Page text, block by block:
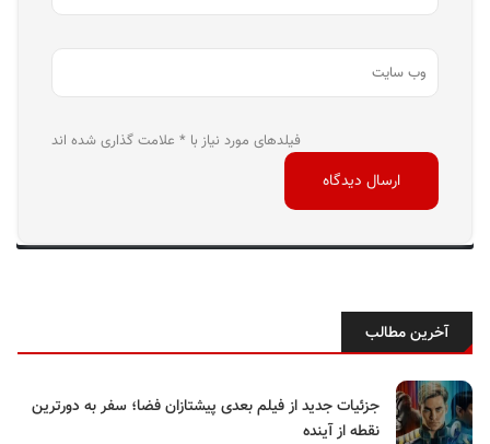
فیلدهای مورد نیاز با * علامت گذاری شده اند
آخرین مطالب
جزئیات جدید از فیلم بعدی پیشتازان فضا؛ سفر به دورترین
نقطه از آینده